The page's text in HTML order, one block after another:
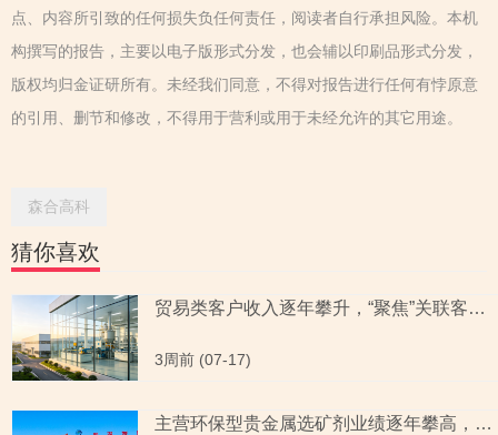
点、内容所引致的任何损失负任何责任，阅读者自行承担风险。本机
构撰写的报告，主要以电子版形式分发，也会辅以印刷品形式分发，
版权均归金证研所有。未经我们同意，不得对报告进行任何有悖原意
的引用、删节和修改，不得用于营利或用于未经允许的其它用途。
森合高科
猜你喜欢
贸易类客户收入逐年攀升，“聚焦”关联客户信用政策，实控人亲属与产品或存重叠的企业关系待解
3周前 (07-17)
主营环保型贵金属选矿剂业绩逐年攀高，核心产品收入占比超九成，金浸出率或不及部分同类产品